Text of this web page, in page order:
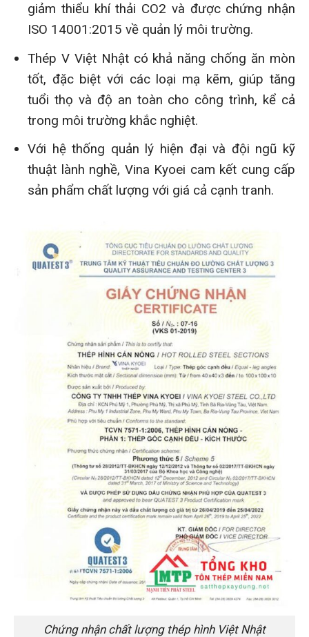
giảm thiểu khí thải CO2 và được chứng nhận
ISO 14001:2015 về quản lý môi trường.
Thép V Việt Nhật có khả năng chống ăn mòn
tốt, đặc biệt với các loại mạ kẽm, giúp tăng
tuổi thọ và độ an toàn cho công trình, kể cả
trong môi trường khắc nghiệt.
Với hệ thống quản lý hiện đại và đội ngũ kỹ
thuật lành nghề, Vina Kyoei cam kết cung cấp
sản phẩm chất lượng với giá cả cạnh tranh.
Chứng nhận chất lượng thép hình Việt Nhật